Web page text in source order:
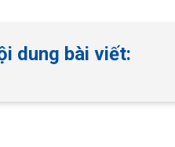
dung bài viết: